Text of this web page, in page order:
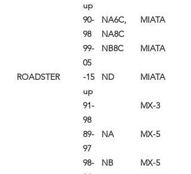
up
MIATA
NA6C,
NA8C
90-
98
MIATA
NB8C
99-
05
MIATA
ND
15-
up
ROADSTER
MX-3
91-
98
MX-5
NA
89-
97
MX-5
NB
98-